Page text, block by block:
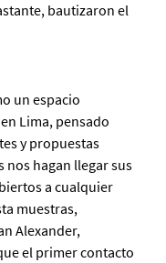
bautizaron el
un espacio
Lima, pensado
y propuestas
nos hagan llegar sus
a cualquier
muestras,
Alexander,
el primer contacto